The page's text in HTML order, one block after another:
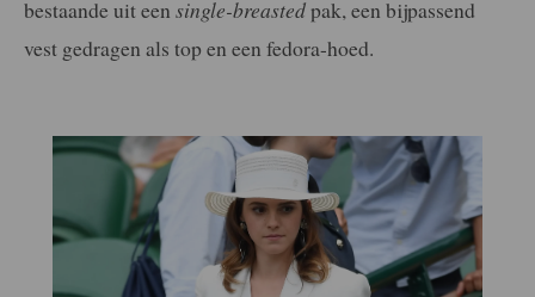
bestaande uit een single-breastedpak, een bijpassend
vest gedragen als top en een fedora-hoed.